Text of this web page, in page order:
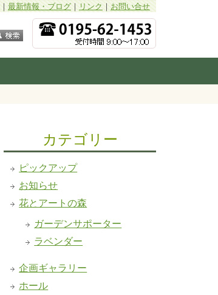
｜最新情報・ブログ｜リンク｜お問い合せ
カテゴリー
ピックアップ
お知らせ
花とアートの森
ガーデンサポーター
ラベンダー
企画ギャラリー
ホール